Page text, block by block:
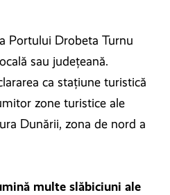
Portului Drobeta Turnu
sau județeană.
ca stațiune turistică
zone turistice ale
Dunării, zona de nord a
multe slăbiciuni ale